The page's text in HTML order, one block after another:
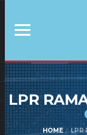
LPR
HOME LPR